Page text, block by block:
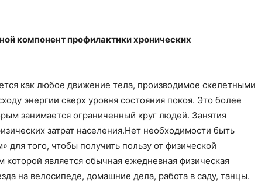
компонент профилактики хронических
как любое движение тела, производимое скелетными
энергии сверх уровня состояния покоя. Это более
занимается ограниченный круг людей. Занятия
затрат населения.Нет необходимости быть
для того, чтобы получить пользу от физической
которой является обычная ежедневная физическая
на велосипеде, домашние дела, работа в саду, танцы.